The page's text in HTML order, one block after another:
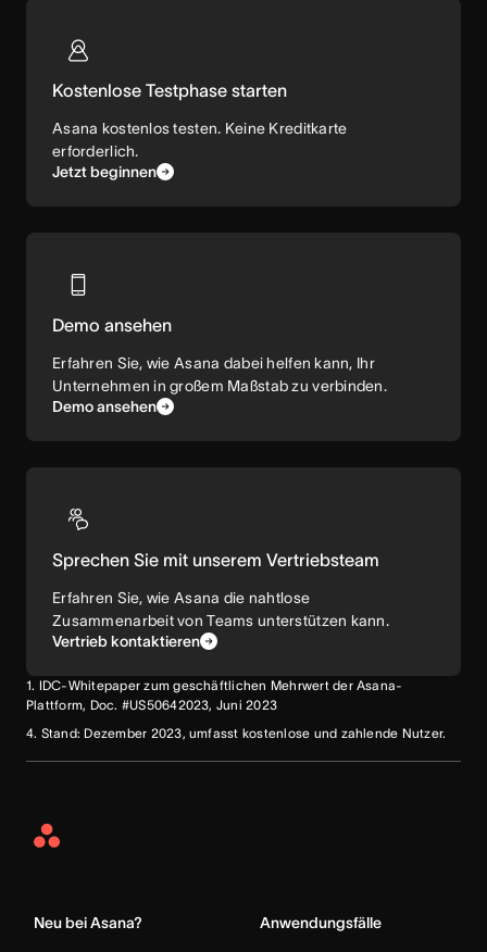
Kostenlose Testphase starten
Asana kostenlos testen. Keine Kreditkarte
erforderlich.
Jetzt beginnen
Demo ansehen
Erfahren Sie, wie Asana dabei helfen kann, Ihr
Unternehmen in großem Maßstab zu verbinden.
Demo ansehen
Sprechen Sie mit unserem Vertriebsteam
Erfahren Sie, wie Asana die nahtlose
Zusammenarbeit von Teams unterstützen kann.
Vertrieb kontaktieren
1. IDC-Whitepaper zum geschäftlichen Mehrwert der Asana-
Plattform, Doc. #US50642023, Juni 2023
4. Stand: Dezember 2023, umfasst kostenlose und zahlende Nutzer.
Asana
Neu bei Asana? Anwendungsfälle